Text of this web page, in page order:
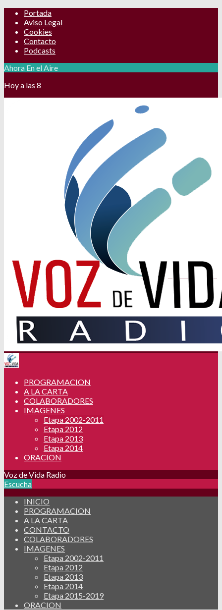
Portada
Aviso Legal
Cookies
Contacto
Podcasts
Ahora En el Aire
Hoy a las 8
PROGRAMACION
A LA CARTA
COLABORADORES
IMAGENES
Etapa 2002-2011
Etapa 2012
Etapa 2013
Etapa 2014
ORACION
Voz de Vida Radio
Escucha
INICIO
PROGRAMACION
A LA CARTA
CONTACTO
COLABORADORES
IMAGENES
Etapa 2002-2011
Etapa 2012
Etapa 2013
Etapa 2014
Etapa 2015-2019
ORACION